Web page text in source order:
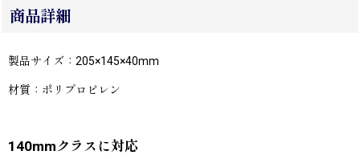
商品詳細
製品サイズ：205×145×40mm
材質：ポリプロピレン
140mmクラスに対応